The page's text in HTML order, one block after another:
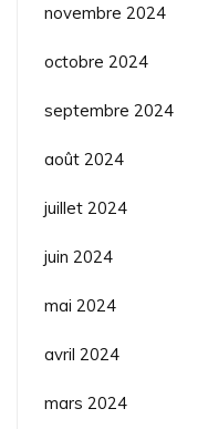
novembre 2024
octobre 2024
septembre 2024
août 2024
juillet 2024
juin 2024
mai 2024
avril 2024
mars 2024